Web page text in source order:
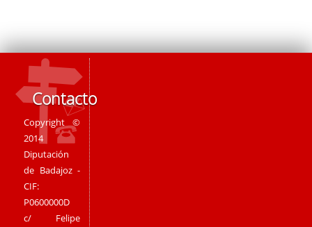
Contacto
Copyright ©
2014
Diputación
de Badajoz -
CIF:
P0600000D
c/ Felipe